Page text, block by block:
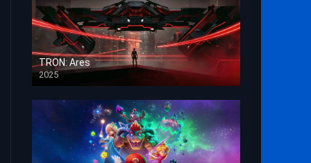
TRON: Ares
2025
HD 1080p